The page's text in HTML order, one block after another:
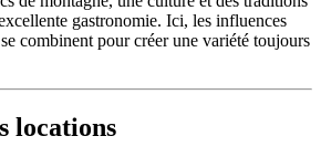
gastronomie. Ici, les influences
combinent pour créer une variété toujours
locations